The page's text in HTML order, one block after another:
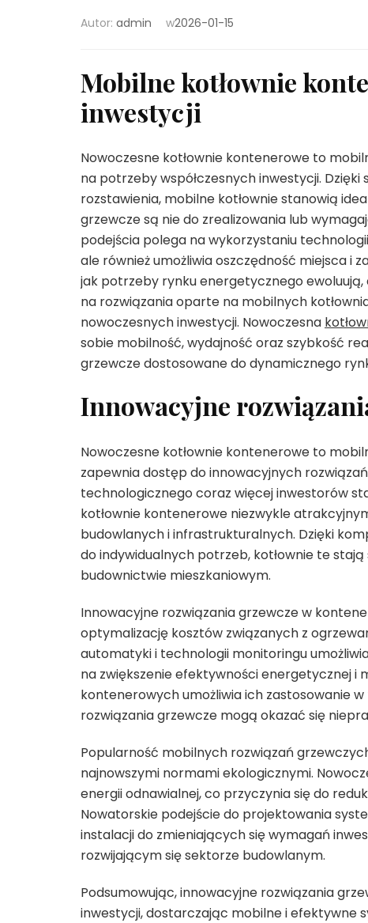
Autor: admin w2026-01-15
Mobilne kotłownie
inwestycji
Nowoczesne kotłownie kontenerowe to
na potrzeby współczesnych inwestycji.
rozstawienia, mobilne kotłownie stanowią
grzewcze są nie do zrealizowania lub
podejścia polega na wykorzystaniu
ale również umożliwia oszczędność miejsca i
jak potrzeby rynku energetycznego
na rozwiązania oparte na mobilnych
nowoczesnych inwestycji. Nowoczesna
sobie mobilność, wydajność oraz szybkość
grzewcze dostosowane do dynamicznego
Innowacyjne
Nowoczesne kotłownie kontenerowe to
zapewnia dostęp do innowacyjnych
technologicznego coraz więcej inwestorów
kotłownie kontenerowe niezwykle
budowlanych i infrastrukturalnych. Dzięki
do indywidualnych potrzeb, kotłownie te
budownictwie mieszkaniowym.
Innowacyjne rozwiązania grzewcze w
optymalizację kosztów związanych z
automatyki i technologii monitoringu
na zwiększenie efektywności energetycznej i
kontenerowych umożliwia ich zastosowanie
rozwiązania grzewcze mogą okazać się
Popularność mobilnych rozwiązań
najnowszymi normami ekologicznymi.
energii odnawialnej, co przyczynia się do
Nowatorskie podejście do projektowania
instalacji do zmieniających się wymagań
rozwijającym się sektorze budowlanym.
Podsumowując, innowacyjne rozwiązania
inwestycji, dostarczając mobilne i efektywne